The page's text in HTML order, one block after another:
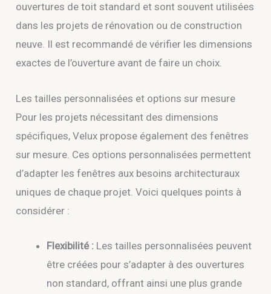
ouvertures de toit standard et sont souvent utilisées
dans les projets de rénovation ou de construction
neuve. Il est recommandé de vérifier les dimensions
exactes de l’ouverture avant de faire un choix.
Les tailles personnalisées et options sur mesure
Pour les projets nécessitant des dimensions
spécifiques, Velux propose également des fenêtres
sur mesure. Ces options personnalisées permettent
d’adapter les fenêtres aux besoins architecturaux
uniques de chaque projet. Voici quelques points à
considérer :
Flexibilité : Les tailles personnalisées peuvent
être créées pour s’adapter à des ouvertures
non standard, offrant ainsi une plus grande